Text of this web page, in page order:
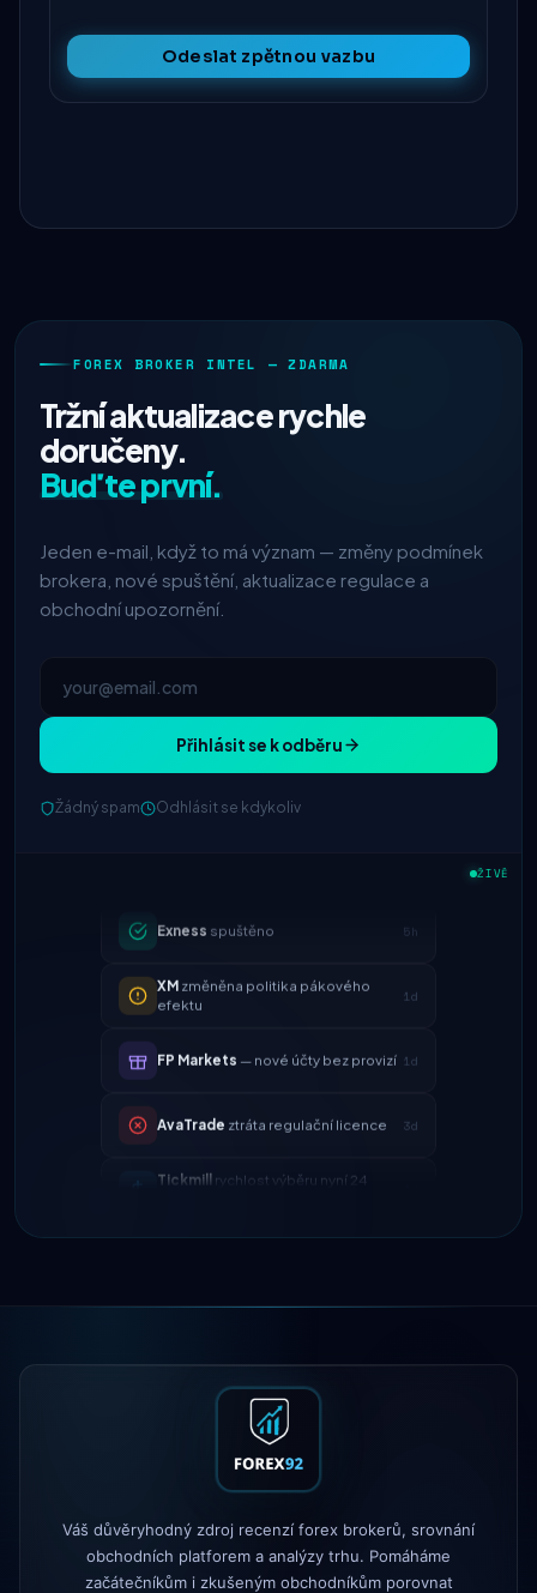
Odeslat zpětnou vazbu
FOREX BROKER INTEL — ZDARMA
Tržní aktualizace rychle
doručeny.
Buďte první.
Jeden e-mail, když to má význam — změny podmínek
brokera, nové spuštění, aktualizace regulace a
obchodní upozornění.
Přihlásit se k odběru
Žádný spam Odhlásit se kdykoliv
ŽIVĚ
IC Markets
snížený spread
EUR/USD → 0,1 pipu
XMzměněna politika pákového
1d
FP Markets 1d
AvaTradeztráta regulační licence 3d
Tickmillrychlost výběru nyní 24
4d
IC Markets snížený spread
FP Markets— nové účty bez provizí
ztráta regulační licence
hodin
Váš důvěryhodný zdroj recenzí forex brokerů, srovnání
obchodních platforem a analýzy trhu. Pomáháme
začátečníkům i zkušeným obchodníkům porovnat